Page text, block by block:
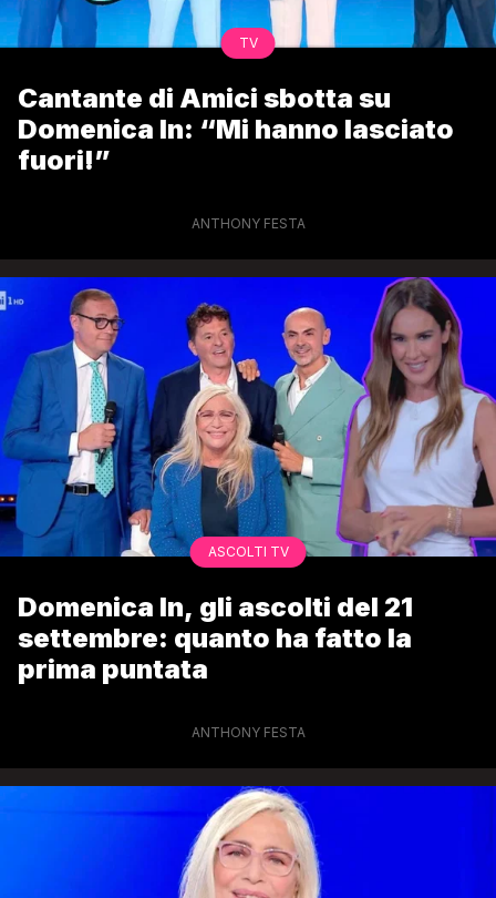
TV
Cantante di Amici sbotta su
Domenica In: “Mi hanno lasciato
fuori!”
ANTHONY FESTA
ASCOLTI TV
Domenica In, gli ascolti del 21
settembre: quanto ha fatto la
prima puntata
ANTHONY FESTA